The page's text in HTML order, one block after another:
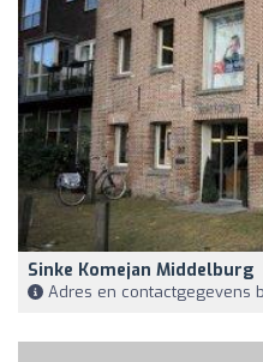
Sinke Komejan Middelburg
Adres en contactgegevens